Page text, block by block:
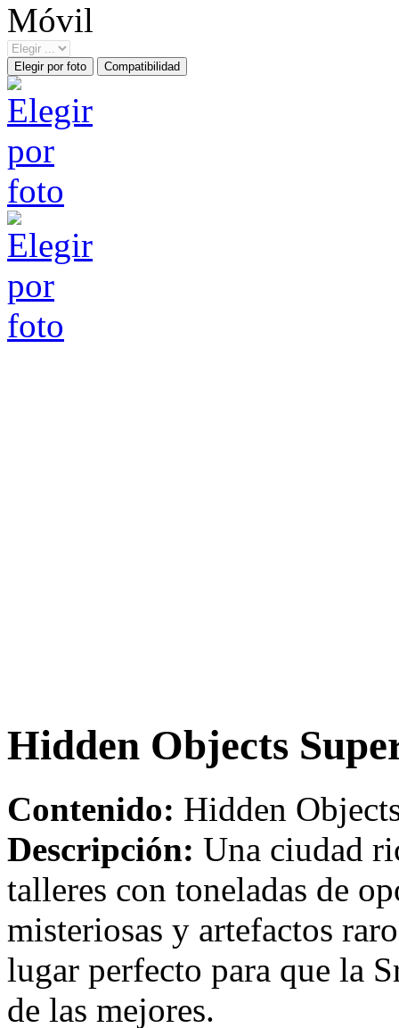
Móvil
Hidden Objects
Contenido: Hidden
Descripción: Una ciudad
talleres con toneladas de
misteriosas y artefactos
lugar perfecto para que la
de las mejores.